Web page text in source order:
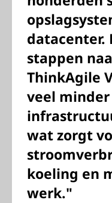
datacenter.
stappen
ThinkAgile
veel
wat zorgt
koeling en
werk."